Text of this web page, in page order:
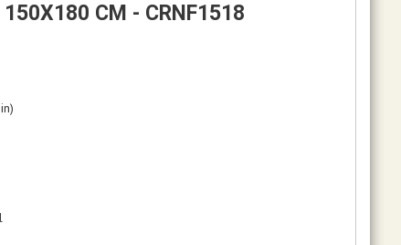
150X180 CM - CRNF1518